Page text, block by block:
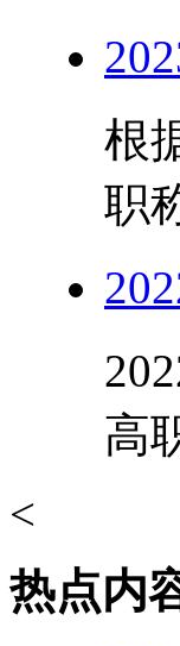
根
职
高
<
热点内